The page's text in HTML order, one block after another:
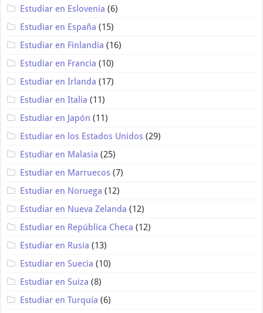
Estudiar en Eslovenia (6)
Estudiar en España (15)
Estudiar en Finlandia (16)
Estudiar en Francia (10)
Estudiar en Irlanda (17)
Estudiar en Italia (11)
Estudiar en Japón (11)
Estudiar en los Estados Unidos (29)
Estudiar en Malasia (25)
Estudiar en Marruecos (7)
Estudiar en Noruega (12)
Estudiar en Nueva Zelanda (12)
Estudiar en República Checa (12)
Estudiar en Rusia (13)
Estudiar en Suecia (10)
Estudiar en Suiza (8)
Estudiar en Turquía (6)